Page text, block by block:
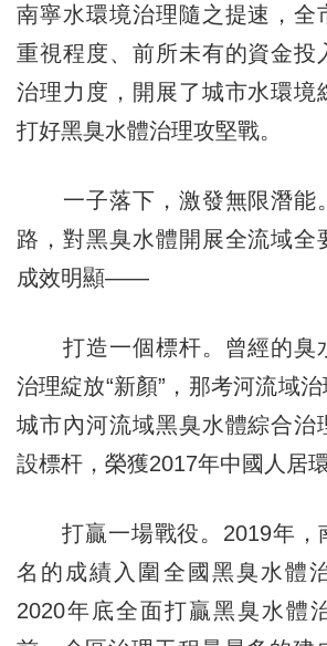
南寧水環境治理隨之提速，全
重視程度、前所未有的資金投
治理力度，開展了城市水環境
打好黑臭水體治理攻堅戰。
一子落下，激發無限潛能
路，對黑臭水體開展全流域全
成效明顯——
打造一個標杆。曾經的臭
治理綻放“新顏”，那考河流域
城市內河流域黑臭水體綜合治
設標杆，榮獲2017年中國人居
打贏一場戰役。2019年，
名的成績入圍全國黑臭水體
2020年底全面打贏黑臭水體